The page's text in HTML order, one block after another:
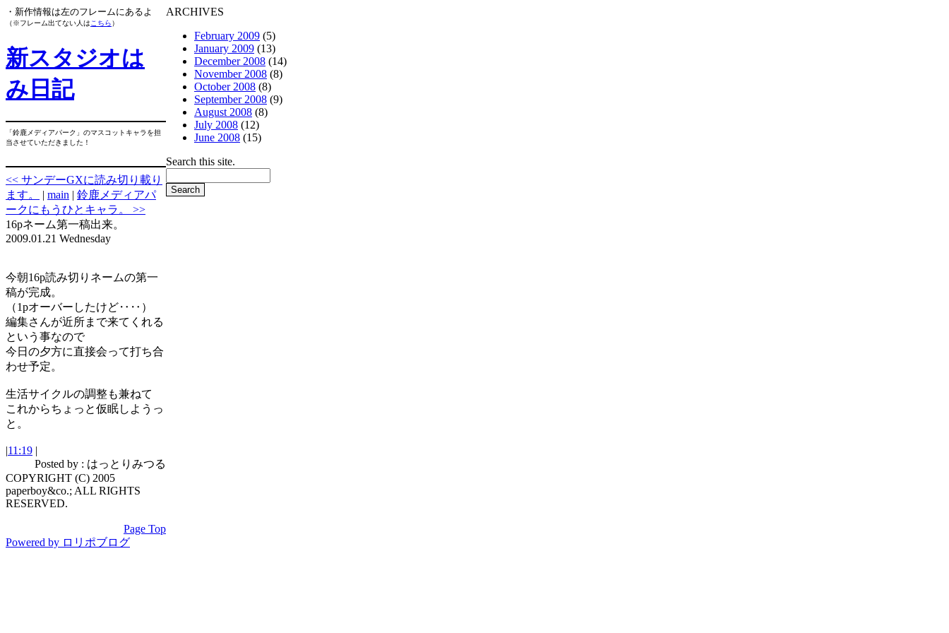
・新作情報は左のフレームにあるよ
（※フレーム出てない人は こちら）
新スタジオは
み日記
「鈴鹿メディアパーク」のマスコットキャラを担
当させていただきました！
<< サンデーGXに読み切り載り
ます。
| main | 鈴鹿メディアパ
ークにもうひとキャラ。 >>
16pネーム第一稿出来。
2009.01.21 Wednesday
今朝16p読み切りネームの第一
稿が完成。
（1pオーバーしたけど‥‥）
編集さんが近所まで来てくれる
という事なので
今日の夕方に直接会って打ち合
わせ予定。
生活サイクルの調整も兼ねて
これからちょっと仮眠しようっ
と。
|11:19 |
Posted by : はっとりみつる
COPYRIGHT (C) 2005
paperboy&co.; ALL RIGHTS
RESERVED.
Page Top
Powered by ロリポブログ
ARCHIVES
February 2009 (5)
January 2009 (13)
December 2008 (14)
November 2008 (8)
October 2008 (8)
September 2008 (9)
August 2008 (8)
July 2008 (12)
June 2008 (15)
Search this site.